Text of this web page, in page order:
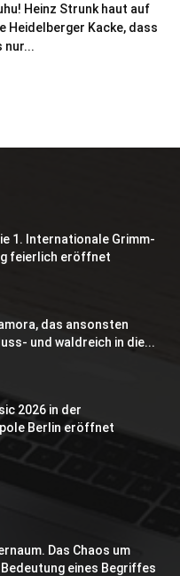
Heinz Strunk haut auf
Heidelberger Kacke, dass
nur...
1. Internationale Grimm-
feierlich eröffnet
das ansonsten
und waldreich in die...
2026 in der
Berlin eröffnet
Das Chaos um
eines Begriffes